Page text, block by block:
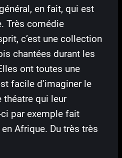
en fait, qui est
Très comédie
c’est une collection
chantées durant les
ont toutes une
facile d’imaginer le
théatre qui leur
par exemple fait
Afrique. Du très très